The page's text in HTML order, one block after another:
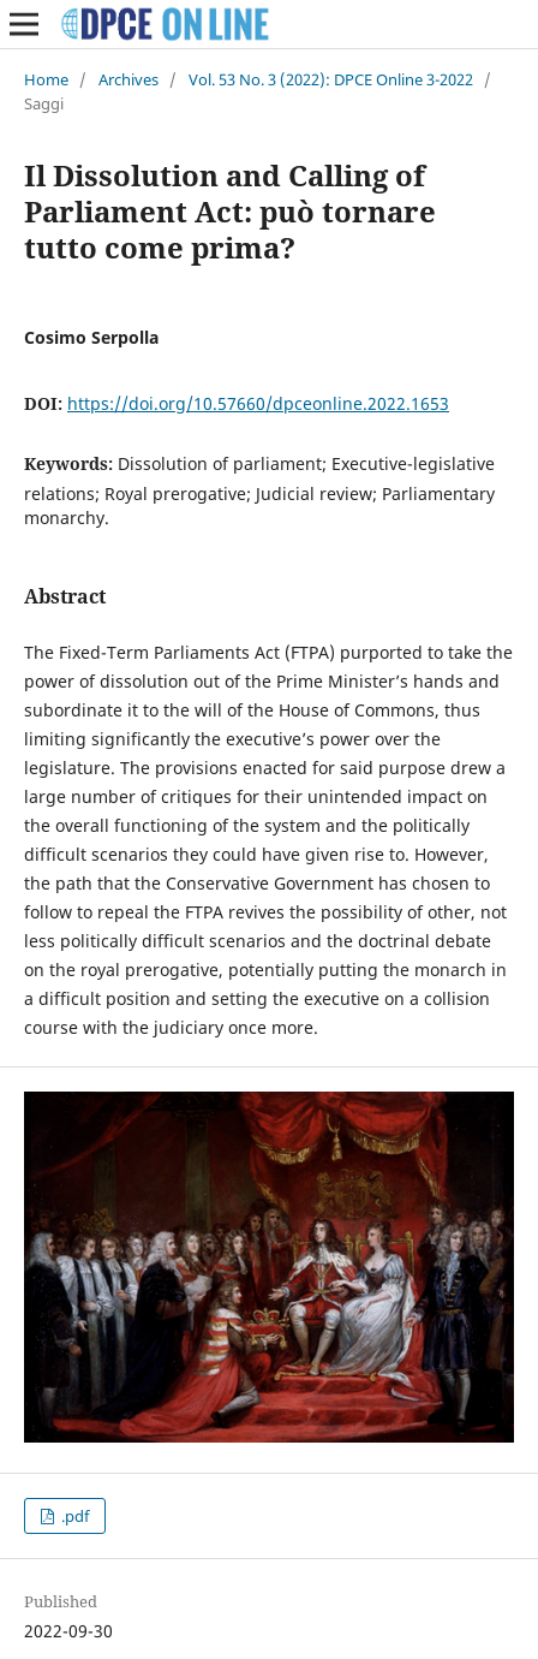
Home / Archives / Vol. 53 No. 3 (2022): DPCE Online 3-2022 /
Saggi
Il Dissolution and Calling of
Parliament Act: può tornare
tutto come prima?
Cosimo Serpolla
DOI: https://doi.org/10.57660/dpceonline.2022.1653
Keywords: Dissolution of parliament; Executive-legislative
relations; Royal prerogative; Judicial review; Parliamentary
monarchy.
Abstract
The Fixed-Term Parliaments Act (FTPA) purported to take the
power of dissolution out of the Prime Minister’s hands and
subordinate it to the will of the House of Commons, thus
limiting significantly the executive’s power over the
legislature. The provisions enacted for said purpose drew a
large number of critiques for their unintended impact on
the overall functioning of the system and the politically
difficult scenarios they could have given rise to. However,
the path that the Conservative Government has chosen to
follow to repeal the FTPA revives the possibility of other, not
less politically difficult scenarios and the doctrinal debate
on the royal prerogative, potentially putting the monarch in
a difficult position and setting the executive on a collision
course with the judiciary once more.
.pdf
Published
2022-09-30